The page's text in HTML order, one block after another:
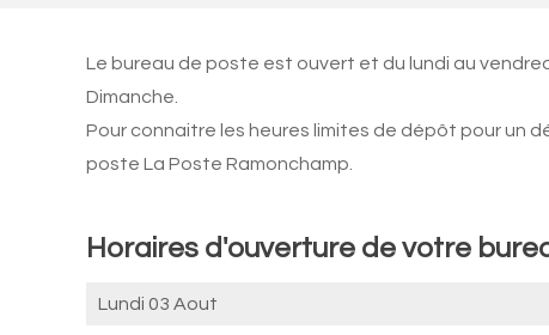
Le bureau de poste est ouvert et du lundi au
Dimanche.
Pour connaitre les heures limites de dépôt pour un
poste La Poste Ramonchamp.
Horaires d'ouverture de votre
Lundi 03 Aout